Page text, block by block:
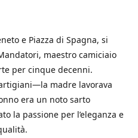
e Piazza di Spagna, si
maestro camiciaio
per cinque decenni.
madre lavorava
era un noto sarto
la passione per l’eleganza e